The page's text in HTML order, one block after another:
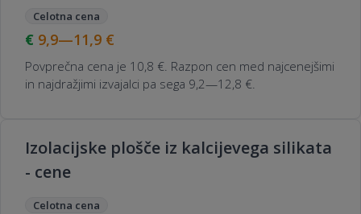
Celotna cena
9,9—11,9 €
Povprečna cena je 10,8 €. Razpon cen med najcenejšimi
in najdražjimi izvajalci pa sega 9,2—12,8 €.
Izolacijske plošče iz kalcijevega silikata
- cene
Celotna cena